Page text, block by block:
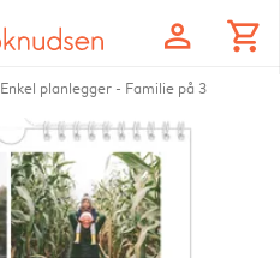
profile shopping_cart
Enkel planlegger - Familie på 3